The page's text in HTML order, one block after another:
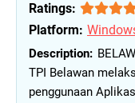
Ratings:
Platform:
TPI Belawan
penggunaan